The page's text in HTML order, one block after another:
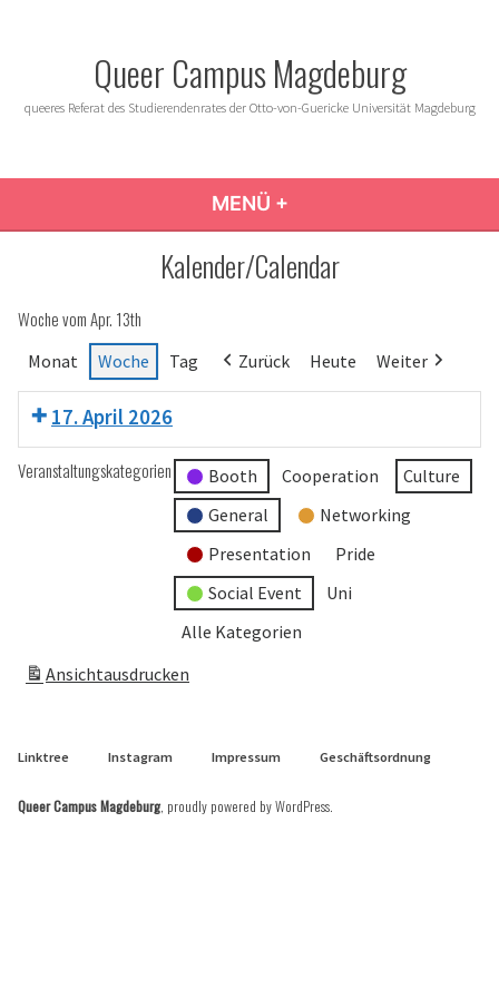
Queer Campus Magdeburg
queeres Referat des Studierendenrates der Otto-von-Guericke Universität Magdeburg
MENÜ +
Kalender/Calendar
Woche vom Apr. 13th
Monat Woche Tag Zurück Heute Weiter
17. April 2026
Veranstaltungskategorien Booth Cooperation
Culture
General
Networking
Presentation
Pride
Social Event
Uni
Alle Kategorien
Ansichtausdrucken
Linktree Instagram Impressum Geschäftsordnung
Queer Campus Magdeburg, proudly powered by WordPress.